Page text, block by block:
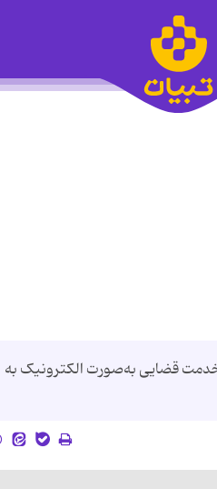
مرکز آمار و انفورماتیک قوه‌قضاییه گفت: از ابتدای اردیبهشت‌ماه ارائه 14 خدمت قضایی به‌صورت الکترونیک به